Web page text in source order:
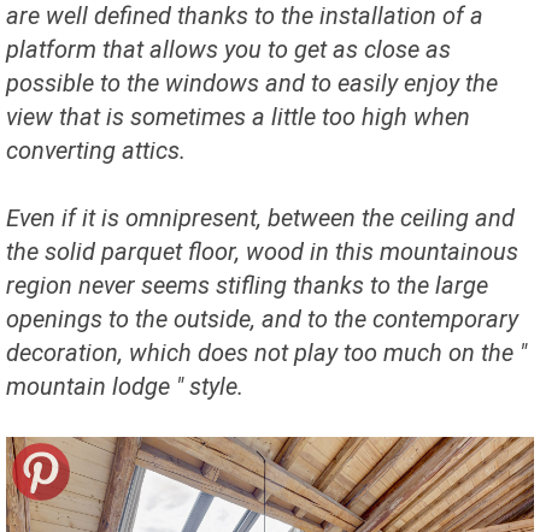
are well defined thanks to the installation of a
platform that allows you to get as close as
possible to the windows and to easily enjoy the
view that is sometimes a little too high when
converting attics.
Even if it is omnipresent, between the ceiling and
the solid parquet floor, wood in this mountainous
region never seems stifling thanks to the large
openings to the outside, and to the contemporary
decoration, which does not play too much on the "
mountain lodge " style.